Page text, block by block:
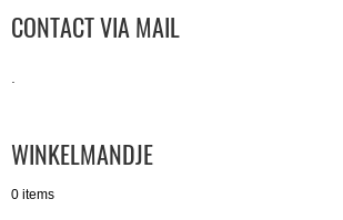
CONTACT VIA MAIL
.
WINKELMANDJE
0 items